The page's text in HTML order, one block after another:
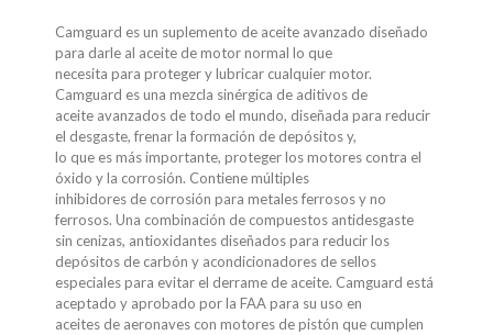
Camguard es un suplemento de aceite avanzado diseñado
para darle al aceite de motor normal lo que
necesita para proteger y lubricar cualquier motor.
Camguard es una mezcla sinérgica de aditivos de
aceite avanzados de todo el mundo, diseñada para reducir
el desgaste, frenar la formación de depósitos y,
lo que es más importante, proteger los motores contra el
óxido y la corrosión. Contiene múltiples
inhibidores de corrosión para metales ferrosos y no
ferrosos. Una combinación de compuestos antidesgaste
sin cenizas, antioxidantes diseñados para reducir los
depósitos de carbón y acondicionadores de sellos
especiales para evitar el derrame de aceite. Camguard está
aceptado y aprobado por la FAA para su uso en
aceites de aeronaves con motores de pistón que cumplen